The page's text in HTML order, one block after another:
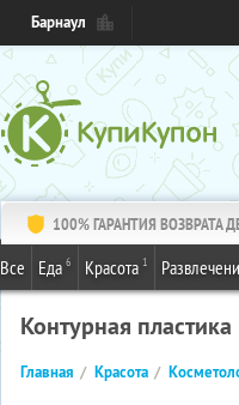
Барнаул
100% ГАРАНТИЯ ВОЗВРАТА
Все Еда 6 Красота 1
Контурная пластика
Главная Красота